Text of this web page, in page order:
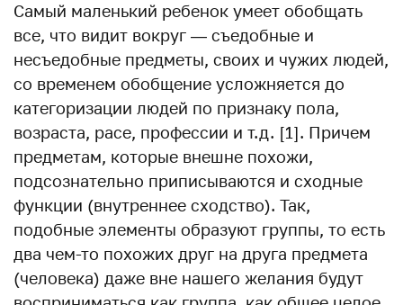
Самый маленький ребенок умеет обобщать
все, что видит вокруг — съедобные и
несъедобные предметы, своих и чужих людей,
со временем обобщение усложняется до
категоризации людей по признаку пола,
возраста, расе, профессии и т.д. [1]. Причем
предметам, которые внешне похожи,
подсознательно приписываются и сходные
функции (внутреннее сходство). Так,
подобные элементы образуют группы, то есть
два чем-то похожих друг на друга предмета
(человека) даже вне нашего желания будут